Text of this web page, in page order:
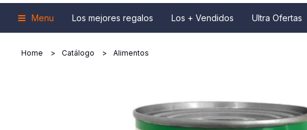
Menu Los mejores regalos Los + Vendidos Ultra Ofertas
Home Catálogo Alimentos